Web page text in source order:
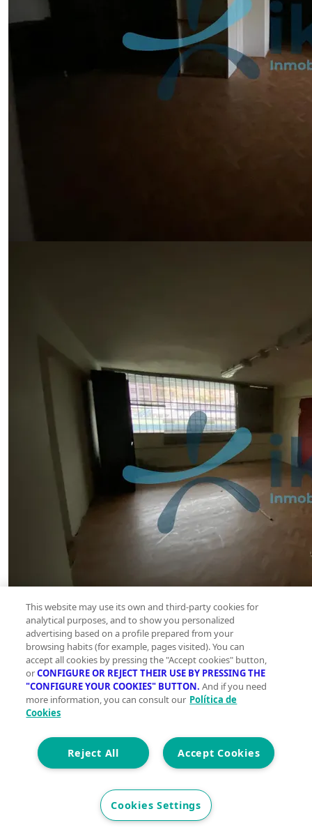
This website may use its own and third-party cookies for
analytical purposes, and to show you personalized
advertising based on a profile prepared from your
browsing habits (for example, pages visited). You can
accept all cookies by pressing the "Accept cookies" button,
orCONFIGURE OR REJECT THEIR USE BY PRESSING THE
"CONFIGURE YOUR COOKIES" BUTTON. And if you need
more information, you can consult our Política de
Cookies
Accept Cookies
Reject All
Cookies Settings